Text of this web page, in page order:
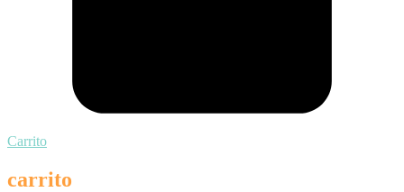
Carrito
carrito